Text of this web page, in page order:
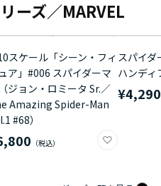
ーズ／MARVEL
スケール「シーン・フィ
ア」#006 スパイダーマ
ジョン・ロミータ Sr.／
Amazing Spider-Man
#68）
スパイ
ハンディ
¥4,290